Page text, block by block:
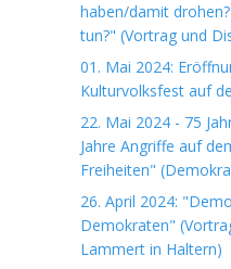
haben/damit
tun?" (Vortrag und
01. Mai 2024:
Kulturvolksfest auf
22. Mai 2024 - 75
Jahre Angriffe auf
Freiheiten"
26. April 2024:
Demokraten"
Lammert in Haltern)